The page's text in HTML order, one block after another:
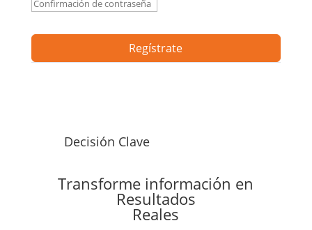
Regístrate
Decisión Clave
Transforme información en
Resultados
Reales